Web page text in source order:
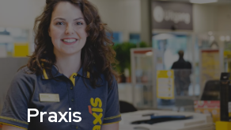
consectetur adipiscing elit. Ut elit tellus, luctus
dapibus leo
Praxis